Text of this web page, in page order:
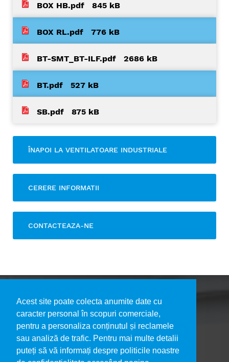
Acest site poate colecta anumite date cu
caracter personal în scopuri comerciale,
pentru a personaliza conținutul și reclamele
sau analiză de trafic. Pentru mai multe detalii
puteți să vă informați despre politicile noastre
BOX HB.pdf 845 kB
BOX RL.pdf 776 kB
BT-SMT_BT-ILF.pdf 2686 kB
BT.pdf 527 kB
SB.pdf 875 kB
ÎNAPOI LA VENTILATOARE INDUSTRIALE
CERERE INFORMATII
CONTACTEAZA-NE
PORTOFOLIU LUCRĂRI